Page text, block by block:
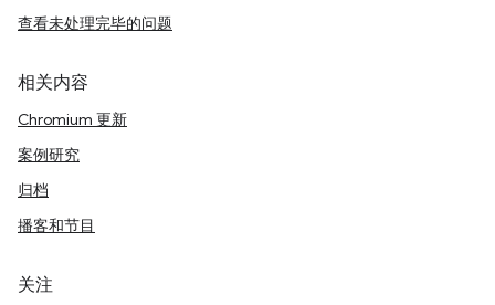
查看未处理完毕的问题
相关内容
Chromium 更新
案例研究
归档
播客和节目
关注